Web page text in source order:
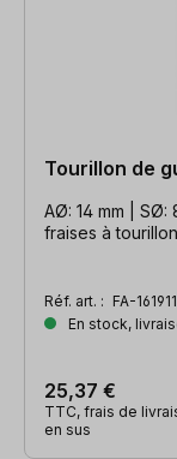
Tourillon de
AØ: 14 mm | SØ:
fraises à
Réf. art. : FA-
En stock,
25,37 €
TTC, frais de
en sus